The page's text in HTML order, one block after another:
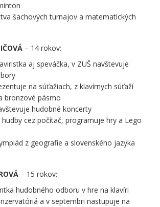
šachových turnajov a matematických
– 14 rokov:
aj speváčka, v ZUŠ navštevuje
na súťažiach, z klavírnych súťaží
bronzové pásmo
hudobné koncerty
cez počítač, programuje hry a Lego
z geografie a slovenského jazyka
– 15 rokov:
hudobného odboru v hre na klavíri
a v septembri nastupuje na